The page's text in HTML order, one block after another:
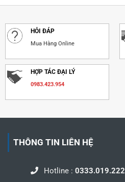
HỎI ĐÁP
Mua Hàng Online
HỢP TÁC ĐẠI LÝ
0983.423.954
THÔNG TIN LIÊN HỆ
Hotline : 0333.019.222